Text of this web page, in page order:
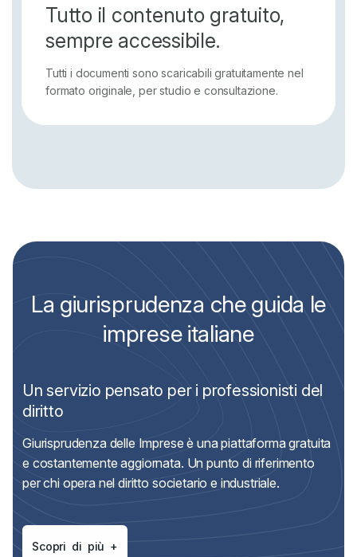
Tutto il contenuto gratuito,
sempre accessibile.
Tutti i documenti sono scaricabili gratuitamente nel
formato originale, per studio e consultazione.
La giurisprudenza che guida le
imprese italiane
Un servizio pensato per i professionisti del
diritto
Giurisprudenza delle Imprese è una piattaforma gratuita
e costantemente aggiornata. Un punto di riferimento
per chi opera nel diritto societario e industriale.
Scopri di più +